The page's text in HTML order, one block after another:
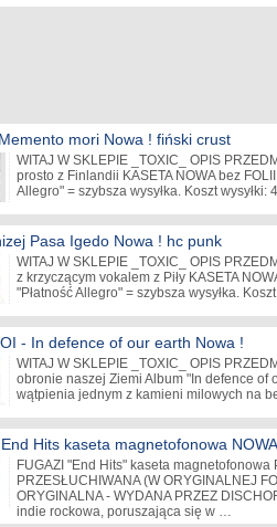
mori Nowa ! fiński crust
WITAJ W SKLEPIE _TOXIC_ OPIS
prosto z Finlandii KASETA NOWA bez
Allegro" = szybsza wysyłka. Koszt wysyłki:
Pasa Igedo Nowa ! hc punk
WITAJ W SKLEPIE _TOXIC_ OPIS
z krzyczącym vokalem z Piły KASETA
"Płatność Allegro" = szybsza wysyłka.
- In defence of our earth Nowa !
WITAJ W SKLEPIE _TOXIC_ OPIS
obronie naszej Ziemi Album "In defence of
wątpienia jednym z kamieni milowych na
Hits kaseta magnetofonowa
FUGAZI "End Hits" kaseta magnetofonowa
PRZESŁUCHIWANA (W ORYGINALNEJ
ORYGINALNA - WYDANA PRZEZ
indie rockowa, poruszająca się w …